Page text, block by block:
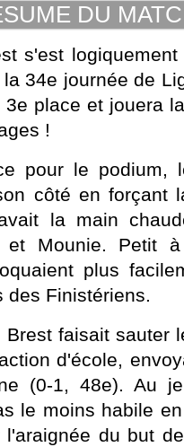
DU
s'est
34e journée de
place et jouera
!
pour le podium,
côté en forçant
la main
et Mounie. Petit
plus
des Finistériens.
faisait sauter
d'école,
(0-1, 48e). Au
le moins habile
du but